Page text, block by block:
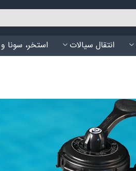
انتقال سیالات استخر، سونا